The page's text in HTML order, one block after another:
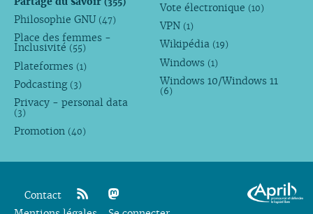
Philosophie GNU (47)
Place des femmes -
Inclusivité (55)
Plateformes (1)
Podcasting (3)
Privacy - personal data
(3)
Promotion (40)
Vote électronique (10)
VPN (1)
Wikipédia (19)
Windows (1)
Windows 10/Windows 11
(6)
Contact
rss mastodon